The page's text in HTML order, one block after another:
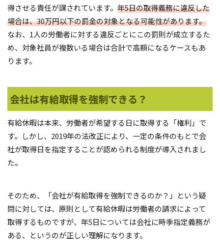
得させる責任が課されています。 年5日の取得義務に違反した
場合は、30万円以下の罰金の対象となる可能性があります。
なお、1人の労働者に対する違反ごとにこの罰則が成立するた
め、対象社員が複数いる場合は合計で高額になるケースもあ
ります。
会社は有給取得を強制できる？
有給休暇は本来、労働者が希望する日に取得する「権利」で
す。しかし、2019年の法改正により、一定の条件のもとで会
社が取得日を指定することが認められる制度が導入されまし
た。
そのため、「会社が有給取得を強制できるのか？」という疑
問に対しては、原則として有給休暇は労働者の請求によって
取得するものですが、年5日については会社に時季指定義務が
ある、というのが正しい理解になります。